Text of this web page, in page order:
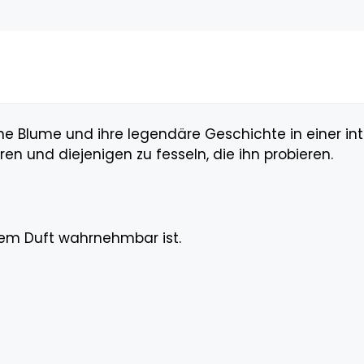
Blume und ihre legendäre Geschichte in einer
und diejenigen zu fesseln, die ihn probieren.
Duft wahrnehmbar ist.